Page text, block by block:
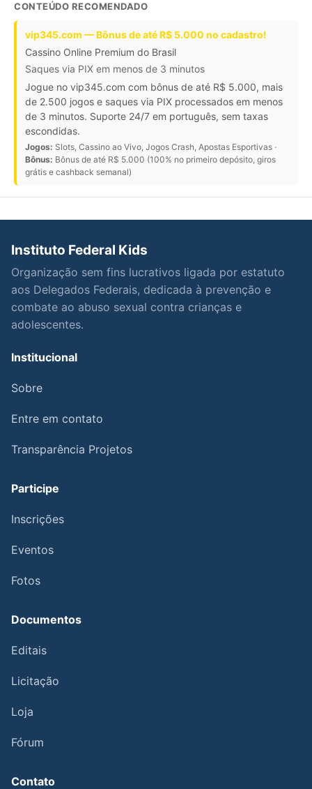
CONTEÚDO RECOMENDADO
vip345.com — Bônus de até R$ 5.000 no cadastro!
Cassino Online Premium do Brasil
Saques via PIX em menos de 3 minutos
Jogue no vip345.com com bônus de até R$ 5.000, mais
de 2.500 jogos e saques via PIX processados em menos
de 3 minutos. Suporte 24/7 em português, sem taxas
escondidas.
Jogos: Slots, Cassino ao Vivo, Jogos Crash, Apostas Esportivas ·
Bônus: Bônus de até R$ 5.000 (100% no primeiro depósito, giros
grátis e cashback semanal)
Instituto Federal Kids
Organização sem fins lucrativos ligada por estatuto
aos Delegados Federais, dedicada à prevenção e
combate ao abuso sexual contra crianças e
adolescentes.
Institucional
Sobre
Entre em contato
Transparência Projetos
Participe
Inscrições
Eventos
Fotos
Documentos
Editais
Licitação
Loja
Fórum
Contato